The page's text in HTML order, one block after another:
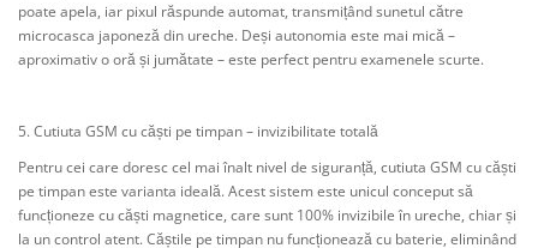
poate apela, iar pixul răspunde automat, transmițând sunetul către
microcasca japoneză din ureche. Deși autonomia este mai mică –
aproximativ o oră și jumătate – este perfect pentru examenele scurte.
5. Cutiuta GSM cu căști pe timpan – invizibilitate totală
Pentru cei care doresc cel mai înalt nivel de siguranță, cutiuta GSM cu căști
pe timpan este varianta ideală. Acest sistem este unicul conceput să
funcționeze cu căști magnetice, care sunt 100% invizibile în ureche, chiar și
la un control atent. Căștile pe timpan nu funcționează cu baterie, eliminând